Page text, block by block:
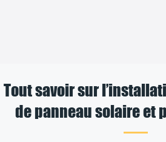
Tout savoir sur
de panneau solaire et